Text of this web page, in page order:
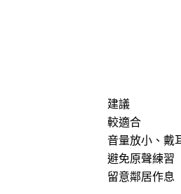
建議
較適合
音量放小、戴
避免原聲練習
留意鄰居作息